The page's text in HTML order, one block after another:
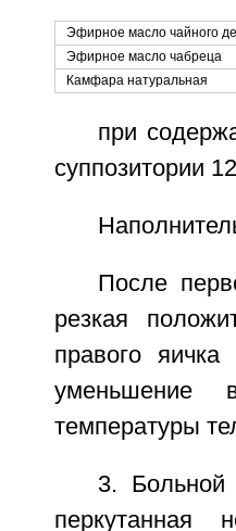
Эфирное масло чайного
Эфирное масло чабреца
Камфара натуральная
при
суппозитории
После
резкая
правого
уменьшение
температуры
3.
перкутанная